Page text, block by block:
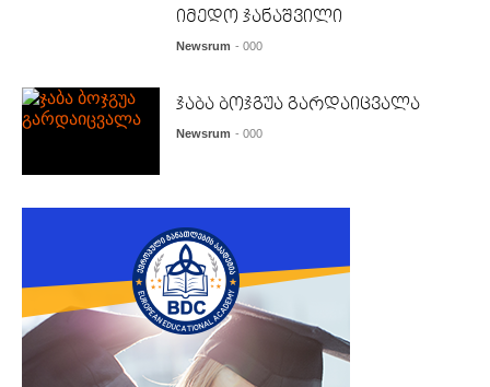
იმედო ჯანაშვილი
Newsrum - 000
ჯაბა ბოჯგუა გარდაიცვალა
Newsrum - 000